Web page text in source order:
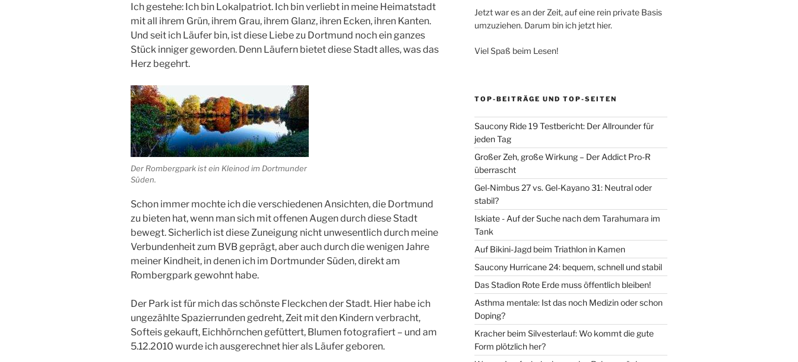
Ich gestehe: Ich bin Lokalpatriot. Ich bin verliebt in meine Heimatstadt
mit all ihrem Grün, ihrem Grau, ihrem Glanz, ihren Ecken, ihren Kanten.
Und seit ich Läufer bin, ist diese Liebe zu Dortmund noch ein ganzes
Stück inniger geworden. Denn Läufern bietet diese Stadt alles, was das
Herz begehrt.
Der Rombergpark ist ein Kleinod im Dortmunder
Süden.
Schon immer mochte ich die verschiedenen Ansichten, die Dortmund
zu bieten hat, wenn man sich mit offenen Augen durch diese Stadt
bewegt. Sicherlich ist diese Zuneigung nicht unwesentlich durch meine
Verbundenheit zum BVB geprägt, aber auch durch die wenigen Jahre
meiner Kindheit, in denen ich im Dortmunder Süden, direkt am
Rombergpark gewohnt habe.
Der Park ist für mich das schönste Fleckchen der Stadt. Hier habe ich
ungezählte Spazierrunden gedreht, Zeit mit den Kindern verbracht,
Softeis gekauft, Eichhörnchen gefüttert, Blumen fotografiert – und am
5.12.2010 wurde ich ausgerechnet hier als Läufer geboren.
Jetzt war es an der Zeit, auf eine rein private Basis
umzuziehen. Darum bin ich jetzt hier.
Viel Spaß beim Lesen!
TOP-BEITRÄGE UND TOP-SEITEN
Saucony Ride 19 Testbericht: Der Allrounder für
jeden Tag
Großer Zeh, große Wirkung – Der Addict Pro-R
überrascht
Gel-Nimbus 27 vs. Gel-Kayano 31: Neutral oder
stabil?
Iskiate - Auf der Suche nach dem Tarahumara im
Tank
Auf Bikini-Jagd beim Triathlon in Kamen
Saucony Hurricane 24: bequem, schnell und stabil
Das Stadion Rote Erde muss öffentlich bleiben!
Asthma mentale: Ist das noch Medizin oder schon
Doping?
Kracher beim Silvesterlauf: Wo kommt die gute
Form plötzlich her?